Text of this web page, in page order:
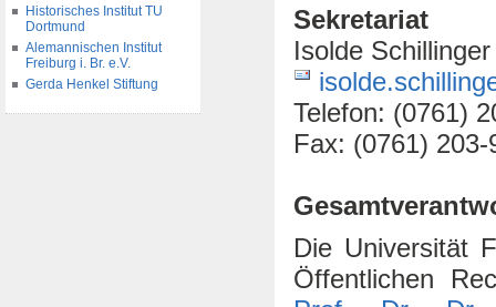
Historisches Institut TU
Dortmund
Alemannischen Institut
Freiburg i. Br. e.V.
Gerda Henkel Stiftung
Sekretariat
Isolde Schillinger
Telefon: (0761)
Fax: (0761) 203-
Die Universität
Öffentlichen